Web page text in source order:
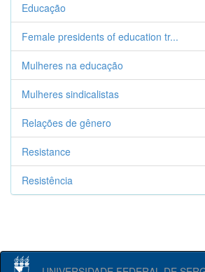
Educação
Female presidents of education tr...
Mulheres na educação
Mulheres sindicalistas
Relações de gênero
Resistance
Resistência